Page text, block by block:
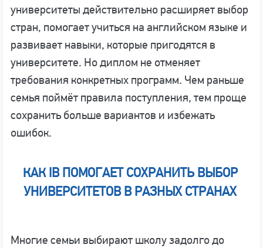
университеты действительно расширяет выбор
стран, помогает учиться на английском языке и
развивает навыки, которые пригодятся в
университете. Но диплом не отменяет
требования конкретных программ. Чем раньше
семья поймёт правила поступления, тем проще
сохранить больше вариантов и избежать
ошибок.
КАК IB ПОМОГАЕТ СОХРАНИТЬ ВЫБОР
УНИВЕРСИТЕТОВ В РАЗНЫХ СТРАНАХ
Многие семьи выбирают школу задолго до